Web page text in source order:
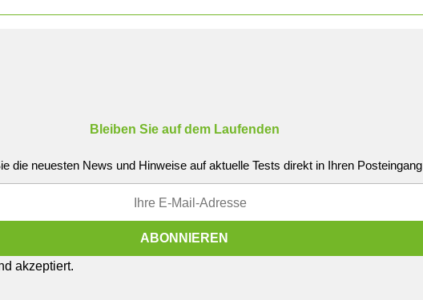
Bleiben Sie auf dem Laufenden
die neuesten News und Hinweise auf aktuelle Tests direkt in Ihren Posteingang
akzeptiert.